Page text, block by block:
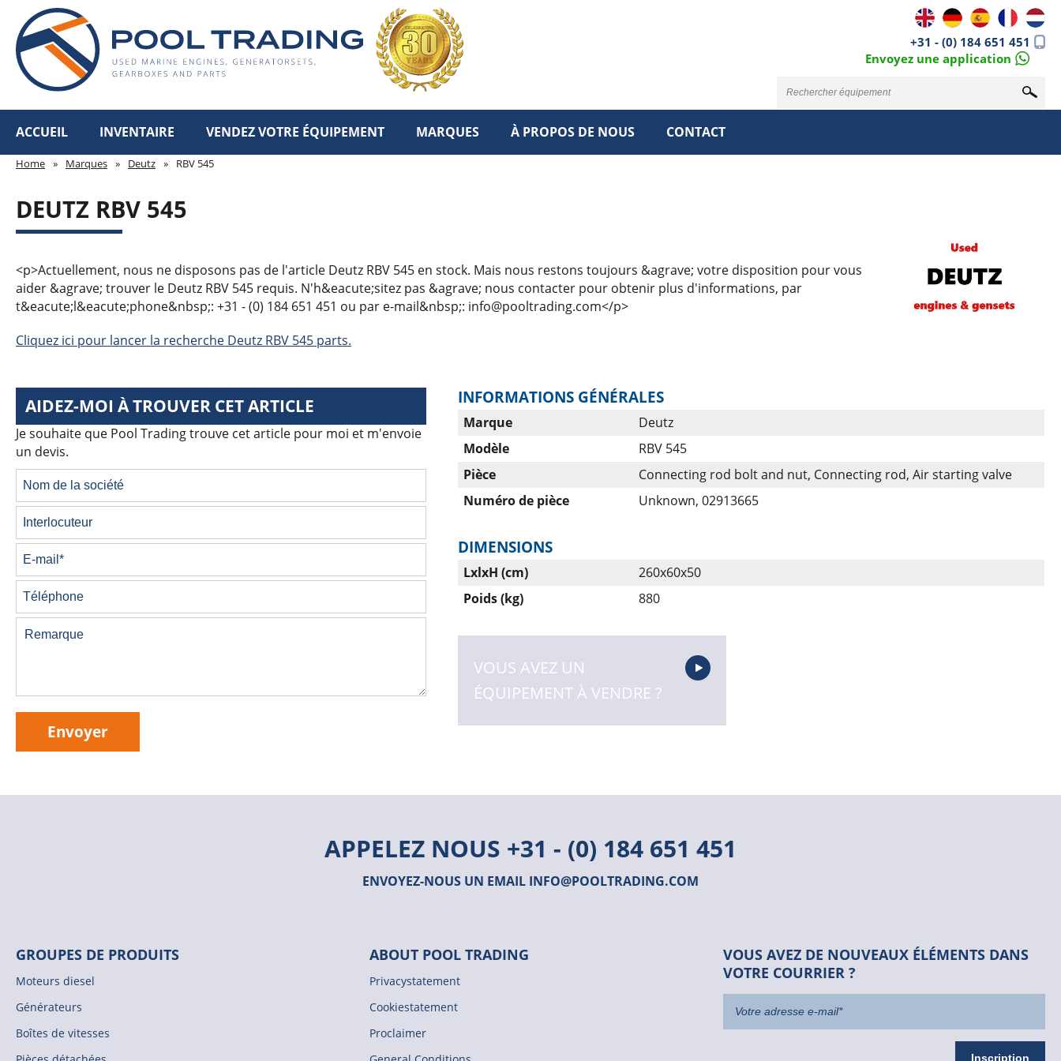
+31 - (0) 184 651 451
Envoyez une application
ACCUEIL INVENTAIRE VENDEZ VOTRE ÉQUIPEMENT MARQUES À PROPOS DE NOUS CONTACT
Home » Marques » Deutz » RBV 545
DEUTZ RBV 545
<p>Actuellement, nous ne disposons pas de l'article Deutz RBV 545 en stock. Mais nous restons toujours &agrave; votre disposition pour vous
aider &agrave; trouver le Deutz RBV 545 requis. N'h&eacute;sitez pas &agrave; nous contacter pour obtenir plus d'informations, par
t&eacute;l&eacute;phone&nbsp;: +31 - (0) 184 651 451 ou par e-mail&nbsp;: info@pooltrading.com</p>
Cliquez ici pour lancer la recherche Deutz RBV 545 parts.
AIDEZ-MOI À TROUVER CET ARTICLE
Je souhaite que Pool Trading trouve cet article pour moi et m'envoie
un devis.
Envoyer
INFORMATIONS GÉNÉRALES
Marque
Deutz
Modèle
RBV 545
Pièce
Connecting rod bolt and nut, Connecting rod, Air starting valve
Numéro de pièce
Unknown, 02913665
DIMENSIONS
LxlxH (cm)
260x60x50
Poids (kg)
880
VOUS AVEZ UN
ÉQUIPEMENT À VENDRE ?
APPELEZ NOUS +31 - (0) 184 651 451
ENVOYEZ-NOUS UN EMAIL INFO@POOLTRADING.COM
GROUPES DE PRODUITS
Moteurs diesel
Générateurs
Boîtes de vitesses
ABOUT POOL TRADING
Privacystatement
Cookiestatement
Proclaimer
VOUS AVEZ DE NOUVEAUX ÉLÉMENTS DANS
VOTRE COURRIER ?